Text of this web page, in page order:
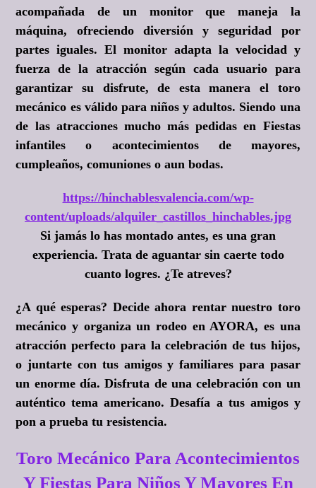
acompañada de un monitor que maneja la
máquina, ofreciendo diversión y seguridad por
partes iguales. El monitor adapta la velocidad y
fuerza de la atracción según cada usuario para
garantizar su disfrute, de esta manera el toro
mecánico es válido para niños y adultos. Siendo una
de las atracciones mucho más pedidas en Fiestas
infantiles o acontecimientos de mayores,
cumpleaños, comuniones o aun bodas.
https://hinchablesvalencia.com/wp-
content/uploads/alquiler_castillos_hinchables.jpg
Si jamás lo has montado antes, es una gran
experiencia. Trata de aguantar sin caerte todo
cuanto logres. ¿Te atreves?
¿A qué esperas? Decide ahora rentar nuestro toro
mecánico y organiza un rodeo en AYORA, es una
atracción perfecto para la celebración de tus hijos,
o juntarte con tus amigos y familiares para pasar
un enorme día. Disfruta de una celebración con un
auténtico tema americano. Desafía a tus amigos y
pon a prueba tu resistencia.
Toro Mecánico Para Acontecimientos
Y Fiestas Para Niños Y Mayores En